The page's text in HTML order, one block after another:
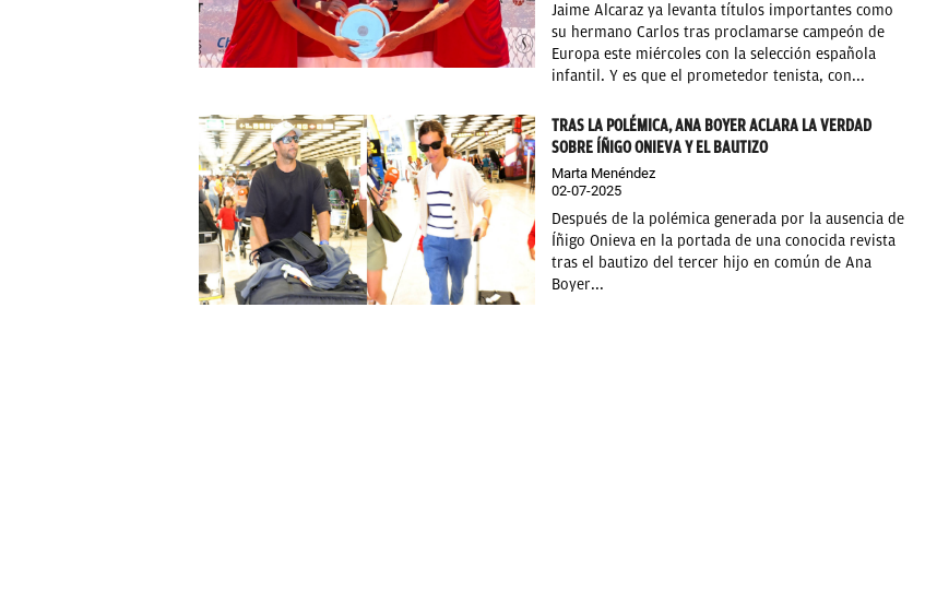
Jaime Alcaraz ya levanta títulos importantes como
su hermano Carlos tras proclamarse campeón de
Europa este miércoles con la selección española
infantil. Y es que el prometedor tenista, con...
TRAS LA POLÉMICA, ANA BOYER ACLARA LA VERDAD
SOBRE ÍÑIGO ONIEVA Y EL BAUTIZO
Marta Menéndez
02-07-2025
Después de la polémica generada por la ausencia de
Íñigo Onieva en la portada de una conocida revista
tras el bautizo del tercer hijo en común de Ana
Boyer...